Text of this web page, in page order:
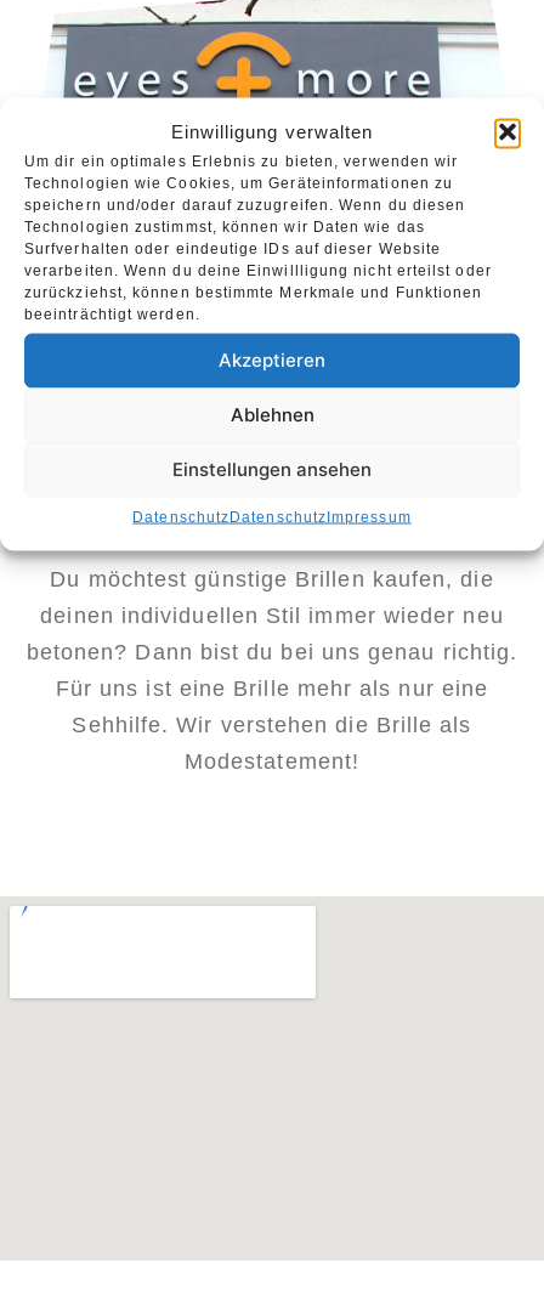
Einwilligung verwalten
Um dir ein optimales Erlebnis zu bieten, verwenden wir
Technologien wie Cookies, um Geräteinformationen zu
speichern und/oder darauf zuzugreifen. Wenn du diesen
Technologien zustimmst, können wir Daten wie das
Surfverhalten oder eindeutige IDs auf dieser Website
verarbeiten. Wenn du deine Einwillligung nicht erteilst oder
zurückziehst, können bestimmte Merkmale und Funktionen
beeinträchtigt werden.
Akzeptieren
Ablehnen
Einstellungen ansehen
DatenschutzDatenschutzImpressum
Du möchtest günstige Brillen kaufen, die
deinen individuellen Stil immer wieder neu
betonen? Dann bist du bei uns genau richtig.
Für uns ist eine Brille mehr als nur eine
Sehhilfe. Wir verstehen die Brille als
Modestatement!